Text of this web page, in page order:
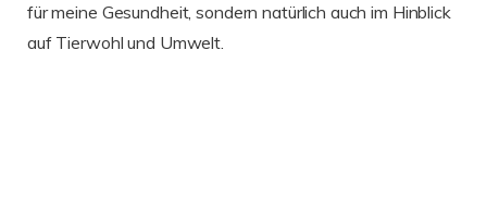
für meine Gesundheit, sondern natürlich auch im Hinblick
auf Tierwohl und Umwelt.